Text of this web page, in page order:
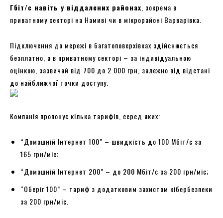
Гбіт/с навіть у віддалених районах , зокрема в
приватному секторі на Намиві чи в мікрорайоні Варварівка.
Підключення до мережі в багатоповерхівках здійснюється
безплатно, а в приватному секторі – за індивідуальною
оцінкою, зазвичай від 700 до 2 000 грн, залежно від відстані
до найближчої точки доступу.
Компанія пропонує кілька тарифів, серед яких:
“Домашній Інтернет 100” – швидкість до 100 Мбіт/с за
165 грн/міс;
“Домашній Інтернет 200” – до 200 Мбіт/с за 200 грн/міс;
“Оберіг 100” – тариф з додатковим захистом кібербезпеки
за 200 грн/міс.